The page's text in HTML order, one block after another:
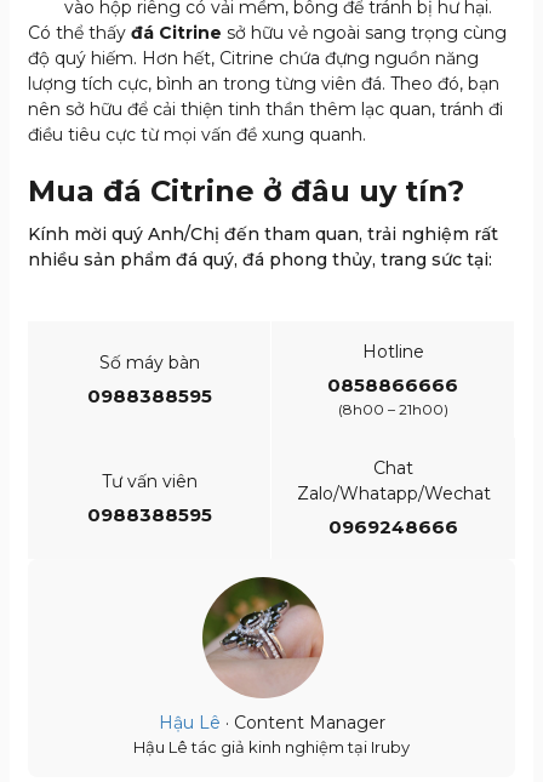
vào hộp riêng có vải mềm, bông để tránh bị hư hại.
Có thể thấy đá Citrine sở hữu vẻ ngoài sang trọng cùng
độ quý hiếm. Hơn hết, Citrine chứa đựng nguồn năng
lượng tích cực, bình an trong từng viên đá. Theo đó, bạn
nên sở hữu để cải thiện tinh thần thêm lạc quan, tránh đi
điều tiêu cực từ mọi vấn đề xung quanh.
Mua đá Citrine ở đâu uy tín?
Kính mời quý Anh/Chị đến tham quan, trải nghiệm rất
nhiều sản phẩm đá quý, đá phong thủy, trang sức tại:
Số máy bàn
0988388595
Hotline
0858866666
(8h00 – 21h00)
Tư vấn viên
0988388595
Chat
Zalo/Whatapp/Wechat
0969248666
Hậu Lê · Content Manager
Hậu Lê tác giả kinh nghiệm tại Iruby